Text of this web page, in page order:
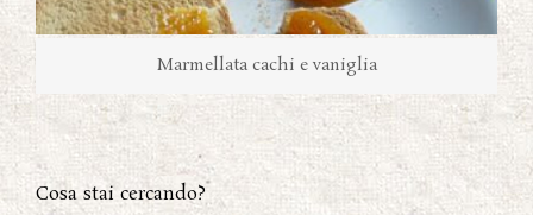
Marmellata cachi e vaniglia
Cosa stai cercando?